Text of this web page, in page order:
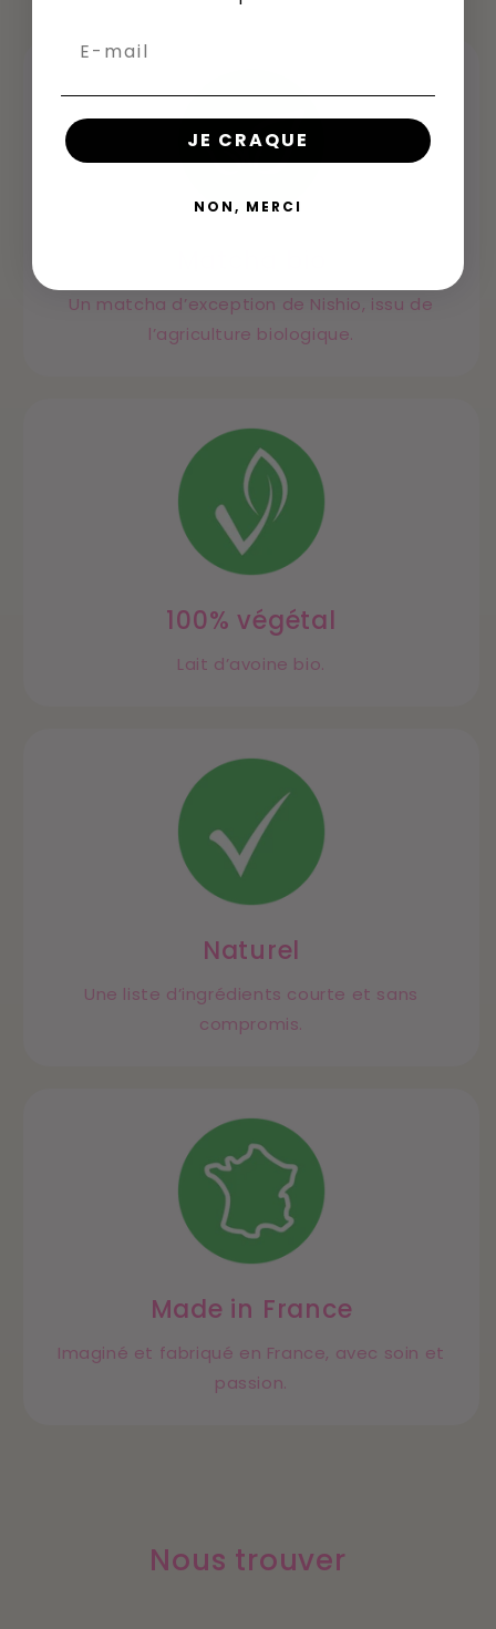
Un matcha d’exception de Nishio, issu de
l’agriculture biologique.
100% végétal
Lait d’avoine bio.
Naturel
Une liste d’ingrédients courte et sans
compromis.
Made in France
Imaginé et fabriqué en France, avec soin et
passion.
Nous trouver
JE CRAQUE
NON, MERCI